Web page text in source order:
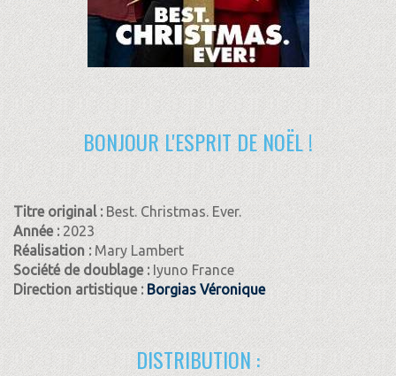
BONJOUR L'ESPRIT DE NOËL !
Titre original : Best. Christmas. Ever.
Année : 2023
Réalisation :Mary Lambert
Société de doublage :Iyuno France
Direction artistique : Borgias Véronique
DISTRIBUTION :